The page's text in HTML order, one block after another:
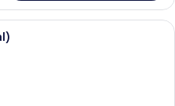
Articles gratuits dans le mini-bar,